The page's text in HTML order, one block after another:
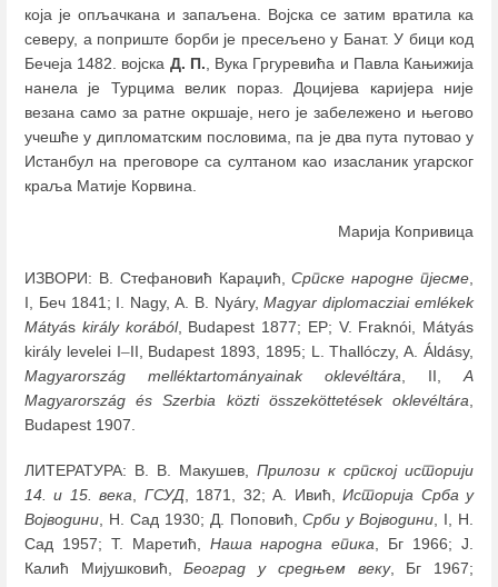
која је опљачкана и запаљена. Војска се затим вратила ка
северу, а поприште борби је пресељено у Банат. У бици код
Бечеја 1482. војска Д. П. , Вука Гргуревића и Павла Кањижија
нанела је Турцима велик пораз. Доцијева каријера није
везана само за ратне окршаје, него је забележено и његово
учешће у дипломатским пословима, па је два пута путовао у
Истанбул на преговоре са султаном као изасланик угарског
краља Матије Корвина.
Марија Копривица
ИЗВОРИ: В. Стефановић Караџић,Српске народне пјесме
I, Беч 1841; I. Nagy, A. B. Nyáry,Magyar diplomacziai emlékek
Mátyás király korából, Budapest 1877; ЕР; V. Fraknói, Mátyás
király levelei I–II, Budapest 1893, 1895; L. Thallóczy, A. Áldásy,
Magyarország melléktartományainak oklevéltára , II, A
Magyarország és Szerbia közti összeköttetések oklevéltára
Budapest 1907.
ЛИТЕРАТУРА: В. В. Макушев, Прилози к српској историји
14. и 15. века
ГСУД, 1871, 32; А. Ивић,Историја Срба у
Војводини , Н. Сад 1930; Д. Поповић,Срби у Војводини , I, Н.
Сад 1957; T. Маретић, Наша народна епика , Бг 1966; J.
Калић Мијушковић,Београд у средњем веку, Бг 1967;